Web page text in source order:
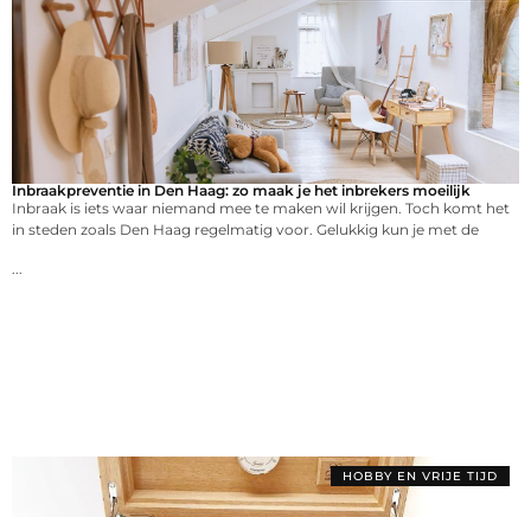
Inbraakpreventie in Den Haag: zo maak je het inbrekers moeilijk
Inbraak is iets waar niemand mee te maken wil krijgen. Toch komt het
in steden zoals Den Haag regelmatig voor. Gelukkig kun je met de
HOBBY EN VRIJE TIJD